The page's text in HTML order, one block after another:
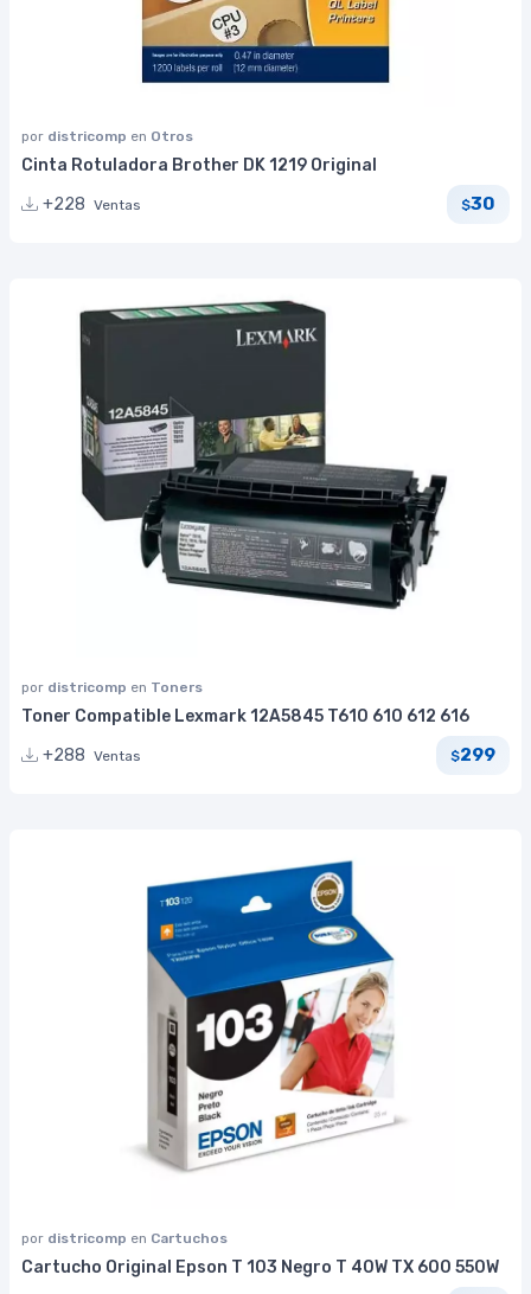
por districomp en Otros
Cinta Rotuladora Brother DK 1219 Original
+228 Ventas $30
por districomp en Toners
Toner Compatible Lexmark 12A5845 T610 610 612 616
+288 Ventas $299
por districomp en Cartuchos
Cartucho Original Epson T 103 Negro T 40W TX 600 550W